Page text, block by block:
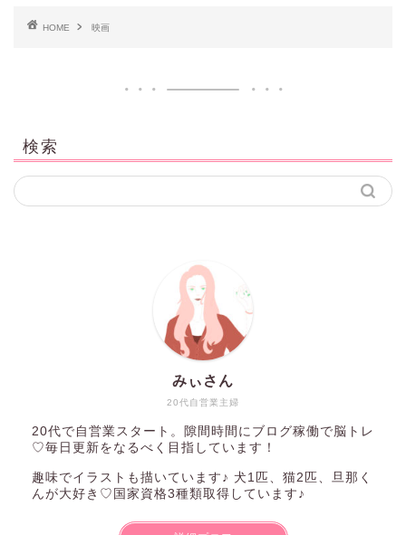
HOME 映画
検索
20代自営業主婦
みぃさん
20代で自営業スタート。隙間時間にブログ稼働で脳トレ
♡毎日更新をなるべく目指しています！
趣味でイラストも描いています♪ 犬1匹、猫2匹、旦那く
んが大好き♡国家資格3種類取得しています♪